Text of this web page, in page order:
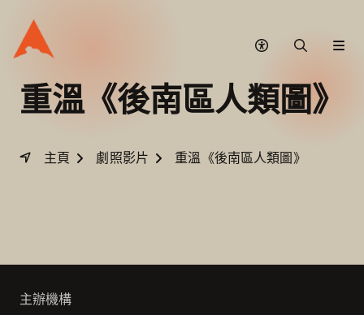
無
礙
模
搜
網
重溫《後南區人類圖》
主頁 劇照影片 重溫《後南區人類圖》
主辦機構